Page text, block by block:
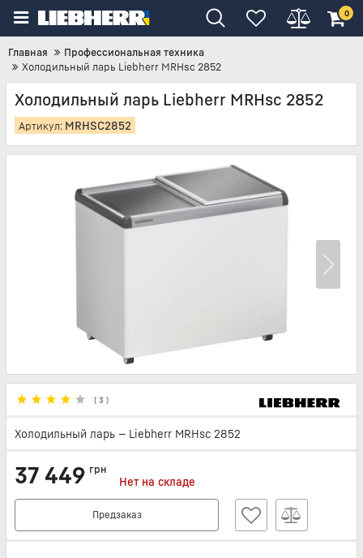
0
Главная
Профессиональная техника
Холодильный ларь Liebherr MRHsc 2852
Холодильный ларь Liebherr MRHsc 2852
Артикул: MRHSC2852
( 3 )
Холодильный ларь — Liebherr MRHsc 2852
37 449 грн
Нет на складе
Предзаказ